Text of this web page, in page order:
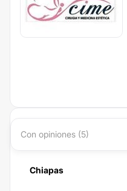
Con opiniones (5)
Chiapas